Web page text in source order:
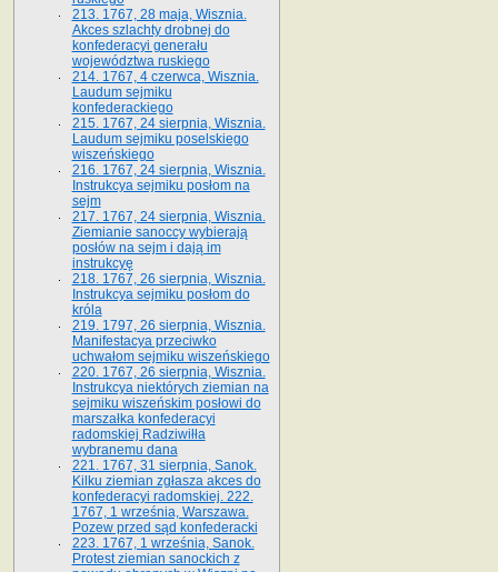
213. 1767, 28 maja, Wisznia.
Akces szlachty drobnej do
konfederacyi generału
województwa ruskiego
214. 1767, 4 czerwca, Wisznia.
Laudum sejmiku
konfederackiego
215. 1767, 24 sierpnia, Wisznia.
Laudum sejmiku poselskiego
wiszeńskiego
216. 1767, 24 sierpnia, Wisznia.
Instrukcya sejmiku posłom na
sejm
217. 1767, 24 sierpnia, Wisznia.
Ziemianie sanoccy wybierają
posłów na sejm i dają im
instrukcyę
218. 1767, 26 sierpnia, Wisznia.
Instrukcya sejmiku posłom do
króla
219. 1797, 26 sierpnia, Wisznia.
Manifestacya przeciwko
uchwałom sejmiku wiszeńskiego
220. 1767, 26 sierpnia, Wisznia.
Instrukcya niektórych ziemian na
sejmiku wiszeńskim posłowi do
marszałka konfe­deracyi
radomskiej Radziwiłła
wybranemu dana
221. 1767, 31 sierpnia, Sanok.
Kilku ziemian zgłasza akces do
konfederacyi radomskiej. 222.
1767, 1 września, Warszawa.
Pozew przed sąd konfederacki
223. 1767, 1 września, Sanok.
Protest ziemian sanockich z